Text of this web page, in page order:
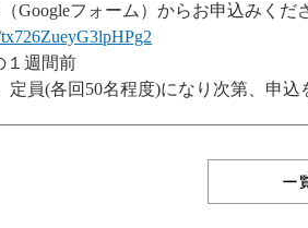
Googleフォーム）からお申込みくだ
週間前
回50名程度)になり次第、申込を